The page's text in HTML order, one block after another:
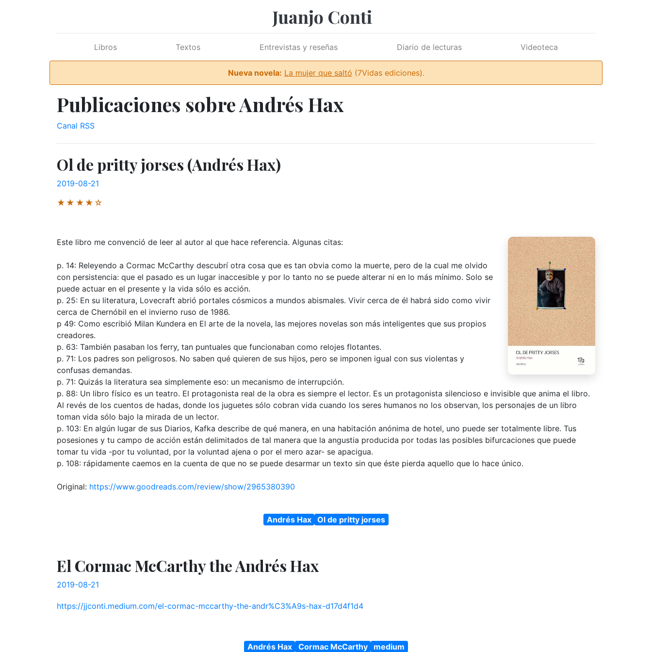
Juanjo Conti
Libros Textos Entrevistas y reseñas Diario de lecturas Videoteca
Nueva novela: La mujer que saltó (7Vidas ediciones).
Publicaciones sobre Andrés Hax
Canal RSS
Ol de pritty jorses (Andrés Hax)
2019-08-21
★★★★☆
Este libro me convenció de leer al autor al que hace referencia. Algunas citas:
p. 14: Releyendo a Cormac McCarthy descubrí otra cosa que es tan obvia como la muerte, pero de la cual me olvido
con persistencia: que el pasado es un lugar inaccesible y por lo tanto no se puede alterar ni en lo más mínimo. Solo se
puede actuar en el presente y la vida sólo es acción.
p. 25: En su literatura, Lovecraft abrió portales cósmicos a mundos abismales. Vivir cerca de él habrá sido como vivir
cerca de Chernóbil en el invierno ruso de 1986.
p 49: Como escribió Milan Kundera en El arte de la novela, las mejores novelas son más inteligentes que sus propios
creadores.
p. 63: También pasaban los ferry, tan puntuales que funcionaban como relojes flotantes.
p. 71: Los padres son peligrosos. No saben qué quieren de sus hijos, pero se imponen igual con sus violentas y
confusas demandas.
p. 71: Quizás la literatura sea simplemente eso: un mecanismo de interrupción.
p. 88: Un libro físico es un teatro. El protagonista real de la obra es siempre el lector. Es un protagonista silencioso e invisible que anima el libro.
Al revés de los cuentos de hadas, donde los juguetes sólo cobran vida cuando los seres humanos no los observan, los personajes de un libro
toman vida sólo bajo la mirada de un lector.
p. 103: En algún lugar de sus Diarios, Kafka describe de qué manera, en una habitación anónima de hotel, uno puede ser totalmente libre. Tus
posesiones y tu campo de acción están delimitados de tal manera que la angustia producida por todas las posibles bifurcaciones que puede
tomar tu vida -por tu voluntad, por la voluntad ajena o por el mero azar- se apacigua.
p. 108: rápidamente caemos en la cuenta de que no se puede desarmar un texto sin que éste pierda aquello que lo hace único.
Original: https://www.goodreads.com/review/show/2965380390
Andrés Hax Ol de pritty jorses
El Cormac McCarthy the Andrés Hax
2019-08-21
https://jjconti.medium.com/el-cormac-mccarthy-the-andr%C3%A9s-hax-d17d4f1d4
Andrés Hax Cormac McCarthy medium